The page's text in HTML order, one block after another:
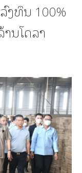
ງທຶນ 100%
ນໂດລາ